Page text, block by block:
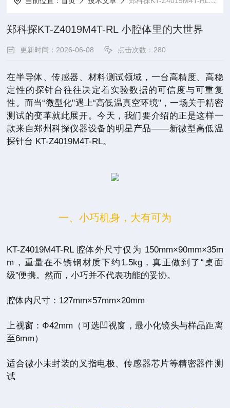
郑科探KT-Z4019M4T-RL 小腔体里的大世界
更新时间：2026-06-08 点击次数：280
在半导体、传感器、材料测试领域，一台高精度、高稳
定性的探针台往往决定着实验数据的可信度与可重复
性。而当“微型化"遇上“高低温真空环境"，一场关于精密
测试的变革就此展开。今天，我们要介绍的正是这样一
款来自郑州科探仪器设备的明星产品——新微型高低温
探针台 KT-Z4019M4T-RL。
一、小巧机身，大有可为
KT-Z4019M4T-RL 腔体外尺寸仅为 150mm×90mm×35m
m，重量在不锈钢材质下约1.5kg，真正做到了“桌面
级"便携。然而，小巧并不代表功能的妥协。
腔体内尺寸：127mm×57mm×20mm
上视窗：Φ42mm（可选凹视窗，最小化镜头与样品距离
至6mm）
适合微小未封装的叉指电极、传感器芯片等精密器件测
试